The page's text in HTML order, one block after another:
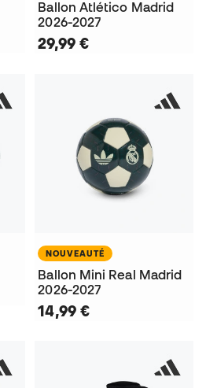
Ballon Atlético Madrid
2026-2027
29,99 €
NOUVEAUTÉ
Ballon Mini Real Madrid
2026-2027
14,99 €